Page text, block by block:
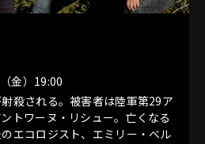
金）19:00
殺される。被害者は陸軍第29ア
トワーヌ・リシュー。亡くなる
エコロジスト、エミリー・ベル